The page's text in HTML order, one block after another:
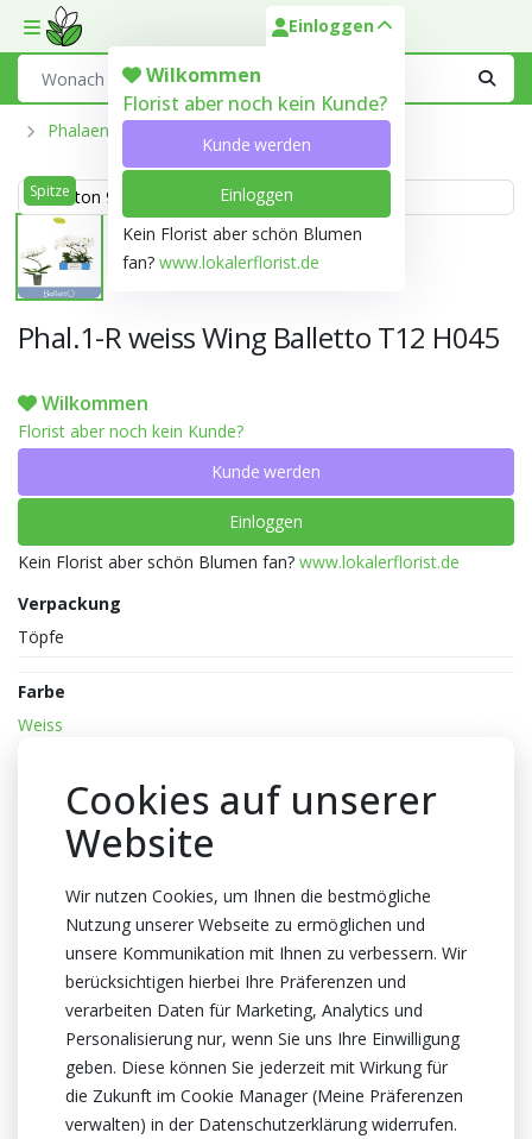
Toggle mobile menu
Einloggen
Wilkommen
Florist aber noch kein Kunde?
Kunde werden
Einloggen
Kein Florist aber schön Blumen
fan? www.lokalerflorist.de
Phalaenopsis Aus Der Optiflor-Gärtnerei
Weiss ton 999D
Spitze
Phal.1-R weiss Wing Balletto T12 H045
Wilkommen
Florist aber noch kein Kunde?
Kunde werden
Einloggen
Kein Florist aber schön Blumen fan? www.lokalerflorist.de
Verpackung
Töpfe
Farbe
Weiss
Topfhöhe
Züchter
Optiflor
Niederlande
Zertifikat
Cookies auf unserer
Website
Wir nutzen Cookies, um Ihnen die bestmögliche
Nutzung unserer Webseite zu ermöglichen und
unsere Kommunikation mit Ihnen zu verbessern. Wir
berücksichtigen hierbei Ihre Präferenzen und
verarbeiten Daten für Marketing, Analytics und
Personalisierung nur, wenn Sie uns Ihre Einwilligung
geben. Diese können Sie jederzeit mit Wirkung für
die Zukunft im Cookie Manager (Meine Präferenzen
verwalten) in der Datenschutzerklärung widerrufen.